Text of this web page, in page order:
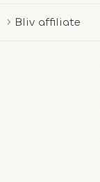
Bliv affiliate